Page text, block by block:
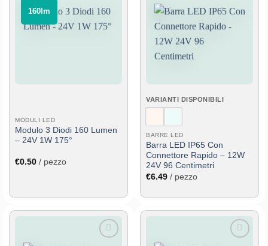
⠀160lm⠀
Aggiungi
alla lista
dei
desideri
MODULI LED
Modulo 3 Diodi 160 Lumen
– 24V 1W 175°
€0.50 / pezzo
Aggiungi
alla lista
desideri
VARIANTI DISPONIBILI
BARRE LED
Barra LED IP65 Con
Connettore Rapido – 12W
24V 96 Centimetri
€6.49 / pezzo